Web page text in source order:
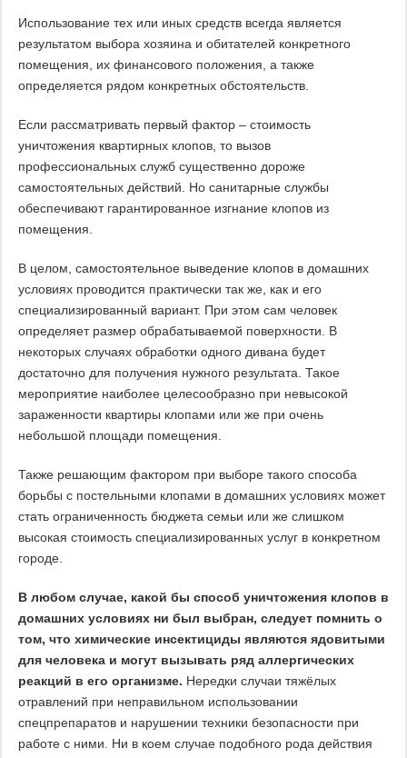
Использование тех или иных средств всегда является
результатом выбора хозяина и обитателей конкретного
помещения, их финансового положения, а также
определяется рядом конкретных обстоятельств.
Если рассматривать первый фактор – стоимость
уничтожения квартирных клопов, то вызов
профессиональных служб существенно дороже
самостоятельных действий. Но санитарные службы
обеспечивают гарантированное изгнание клопов из
помещения.
В целом, самостоятельное выведение клопов в домашних
условиях проводится практически так же, как и его
специализированный вариант. При этом сам человек
определяет размер обрабатываемой поверхности. В
некоторых случаях обработки одного дивана будет
достаточно для получения нужного результата. Такое
мероприятие наиболее целесообразно при невысокой
зараженности квартиры клопами или же при очень
небольшой площади помещения.
Также решающим фактором при выборе такого способа
борьбы с постельными клопами в домашних условиях может
стать ограниченность бюджета семьи или же слишком
высокая стоимость специализированных услуг в конкретном
городе.
В любом случае, какой бы способ уничтожения клопов в
домашних условиях ни был выбран, следует помнить о
том, что химические инсектициды являются ядовитыми
для человека и могут вызывать ряд аллергических
реакций в его организме. Нередки случаи тяжёлых
отравлений при неправильном использовании
спецпрепаратов и нарушении техники безопасности при
работе с ними. Ни в коем случае подобного рода действия